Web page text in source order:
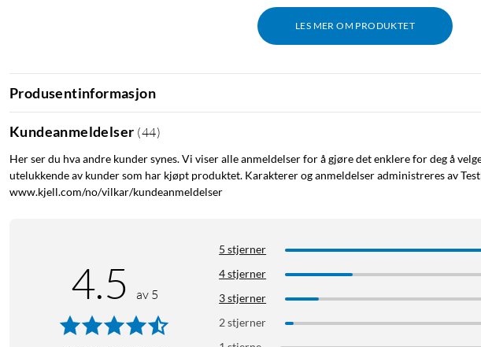
LES MER OM PRODUKTET
Produsentinformasjon
Kundeanmeldelser (44)
Her ser du hva andre kunder synes. Vi viser alle anmeldelser for å gjøre det enklere for deg å
utelukkende av kunder som har kjøpt produktet. Karakterer og anmeldelser administreres av
www.kjell.com/no/vilkar/kundeanmeldelser
4.5 av 5
5 stjerner
4 stjerner
3 stjerner
2 stjerner